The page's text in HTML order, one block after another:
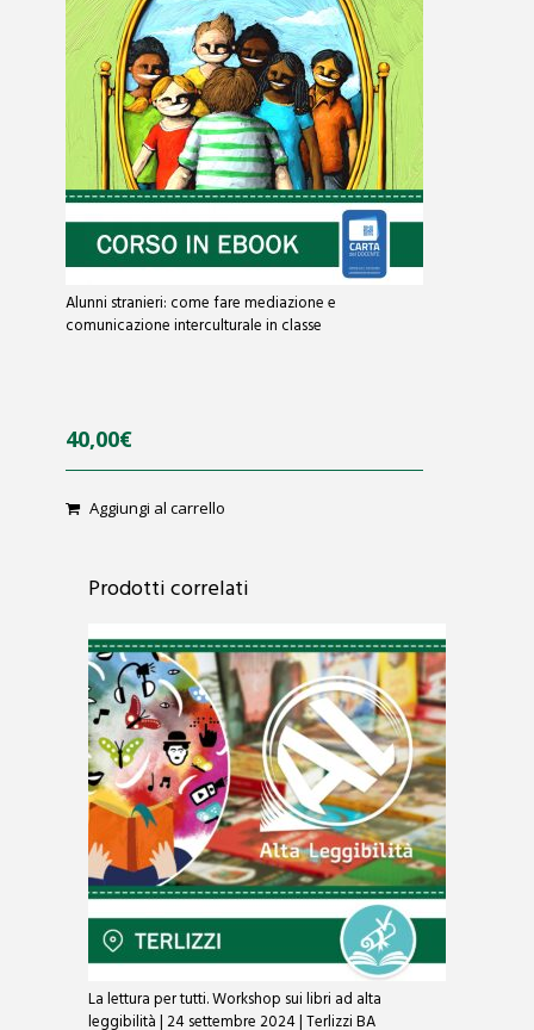
Alunni stranieri: come fare mediazione e
comunicazione interculturale in classe
40,00€
Aggiungi al carrello
Prodotti correlati
La lettura per tutti. Workshop sui libri ad alta
leggibilità | 24 settembre 2024 | Terlizzi BA